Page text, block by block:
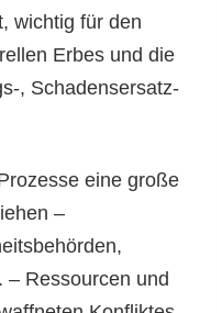
wichtig für den
Erbes und die
, Schadensersatz-
eine große
–
– Ressourcen und